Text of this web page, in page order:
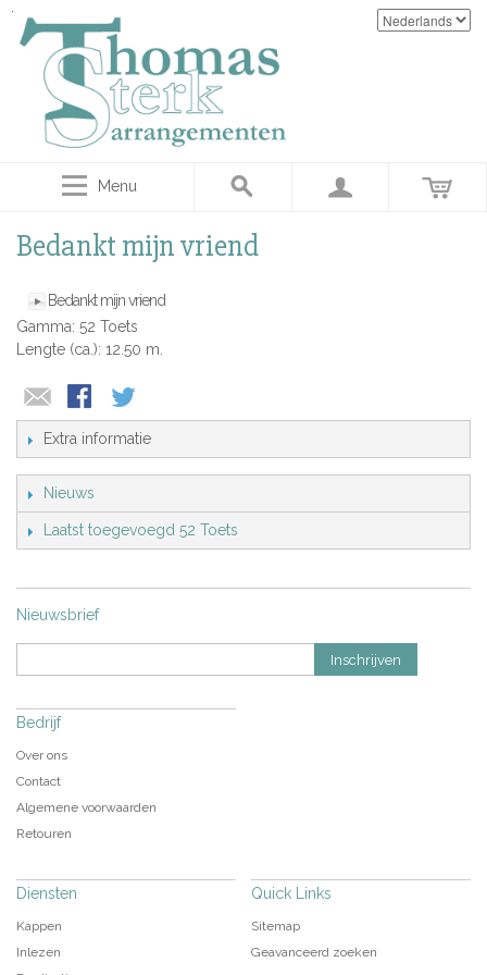
Menu
Bedankt mijn vriend
Bedankt mijn vriend
Gamma: 52 Toets
Lengte (ca.): 12.50 m.
Extra informatie
Nieuws
Laatst toegevoegd 52 Toets
Nieuwsbrief
Inschrijven
Bedrijf
Over ons
Contact
Algemene voorwaarden
Retouren
Diensten
Kappen
Inlezen
Quick Links
Sitemap
Geavanceerd zoeken